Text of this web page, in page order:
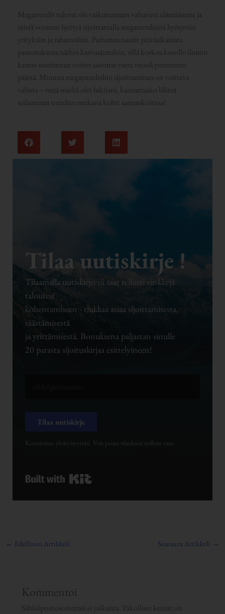
Megatrendit tulevat siis vaikuttamaan valtavasti elämäämme ja
niistä voimme hyötyä sijoittamalla megatrendeistä hyötyviin
yrityksiin ja rahastoihin. Parhaiten nautit pitkäaikaisista
panostuksista näihin kasvuajureihin, sillä korkoa korolle-ilmiön
kautta suurimmat voitot saavutat vasta vuosikymmenten
päästä. Minusta megatrendeihin sijoittaminen on voittava
valinta – mitä mieltä olet lukijani, kannattaako lähteä
seilaamaan trendien mukana kohti aamunkoittoa?
Tilaa uutiskirje !
Tilaamalla uutiskirjeeni saat reilusti vinkkejä
taloutesi
kohentamiseen - tiukkaa asiaa sijoittamisesta,
säästämisestä
ja yrittämisestä. Bonuksena paljastan sinulle
20 parasta sijoituskirjaa esittelyineen!
Tilaa uutiskirje
Kunnioitan yksityisyyttäsi. Voit perua tilauksesi milloin vain.
← Edellinen Artikkeli Seuraava Artikkeli →
Kommentoi
Sähköpostiosoitettasi ei julkaista. Pakolliset kentät on